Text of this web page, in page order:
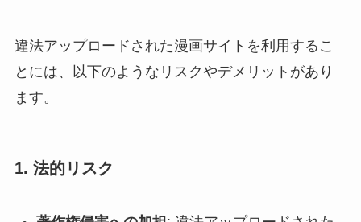
違法アップロードされた漫画サイトを利用するこ
とには、以下のようなリスクやデメリットがあり
ます。
1. 法的リスク